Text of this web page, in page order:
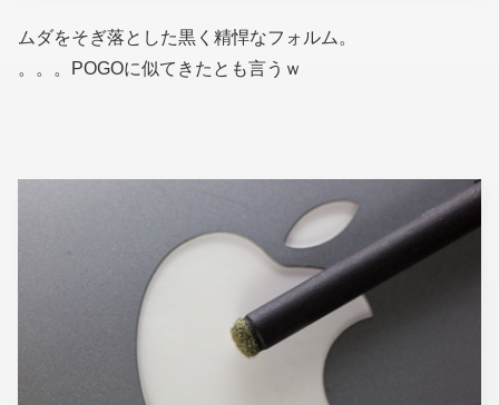
ムダをそぎ落とした黒く精悍なフォルム。
。。。POGOに似てきたとも言うｗ